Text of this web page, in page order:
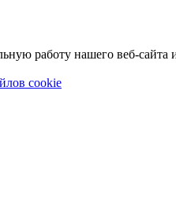
работу нашего веб-сайта
cookie